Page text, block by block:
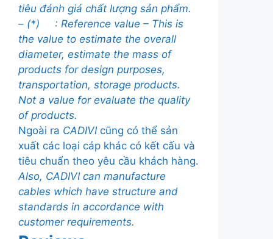
tiêu đánh giá chất lượng sản phẩm.
– (*) : Reference value – This is
the value to estimate the overall
diameter, estimate the mass of
products for design purposes,
transportation, storage products.
Not a value for evaluate the quality
of products.
Ngoài ra CADIVIcũng có thể sản
xuất các loại cáp khác có kết cấu và
tiêu chuẩn theo yêu cầu khách hàng.
Also, CADIVI can manufacture
cables which have structure and
standards in accordance with
customer requirements.